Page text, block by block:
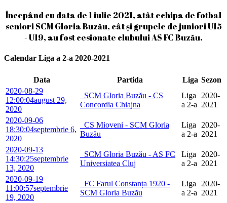
Începând cu data de 1 iulie 2021, atât echipa de fotbal
seniori SCM Gloria Buzău, cât și grupele de juniori U15
- U19, au fost cesionate clubului AS FC Buzău.
Calendar Liga a 2-a 2020-2021
Data Partida Liga Sezon
2020-08-29
12:00:04august 29,
2020
SCM Gloria Buzău - CS
Concordia Chiajna
Liga
a 2-a
2020-
2021
2020-09-06
18:30:04septembrie 6,
2020
CS Mioveni - SCM Gloria
Buzău
Liga
a 2-a
2020-
2021
2020-09-13
14:30:25septembrie
13, 2020
SCM Gloria Buzău - AS FC
Universiatea Cluj
Liga
a 2-a
2020-
2021
2020-09-19
11:00:57septembrie
19, 2020
FC Farul Constanța 1920 -
SCM Gloria Buzău
Liga
a 2-a
2020-
2021